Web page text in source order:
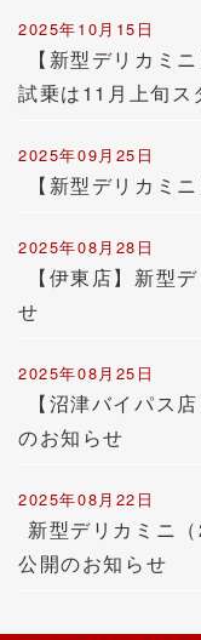
2025年10月15日
【新型デリカミ
試乗は11月上旬ス
2025年09月25日
【新型デリカミ
2025年08月28日
【伊東店】新型
せ
2025年08月25日
【沼津バイパス
のお知らせ
2025年08月22日
新型デリカミニ
公開のお知らせ